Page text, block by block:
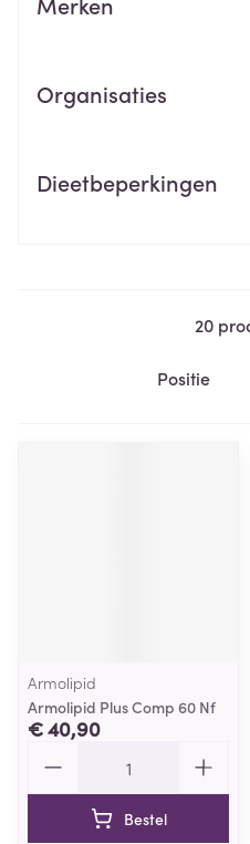
Organisaties
Dieetbeperkingen
20
Sorteer op:
Armolipid
Armolipid Plus Comp 60 Nf
€ 40,90
Bestel